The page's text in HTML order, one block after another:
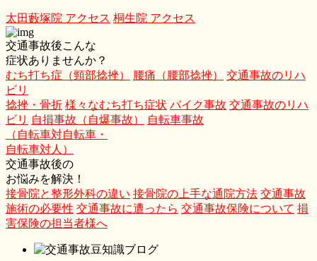
太田藪塚院 アクセス 桐生院 アクセス
交通事故後こんな
症状ありませんか？
むち打ち症（頸部捻挫）
腰痛（腰部捻挫）
交通事故のリハ
ビリ
捻挫・骨折 様々なむち打ち症状 バイク事故 交通事故のリハ
ビリ 自損事故（自爆事故）
自転車事故
（自転車対自転車・
自転車対人）
交通事故後の
お悩みを解決！
接骨院と整形外科の違い 接骨院の上手な通院方法 交通事故
施術の必要性 交通事故に遭ったら 交通事故保険について 損
害保険の担当者様へ